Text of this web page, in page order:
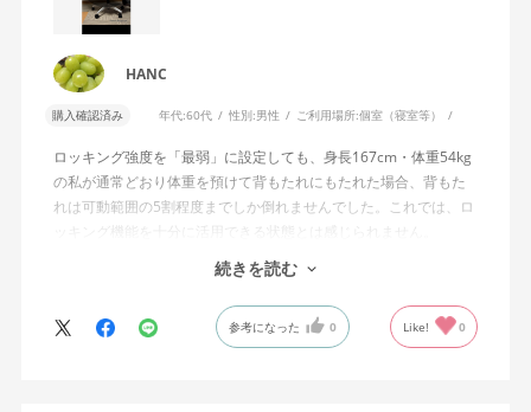
HANC
購入確認済み 年代:60代 性別:男性 ご利用場所:個室（寝室等）
ロッキング強度を「最弱」に設定しても、身長167cm・体重54kg
の私が通常どおり体重を預けて背もたれにもたれた場合、背もた
れは可動範囲の5割程度までしか倒れませんでした。これでは、ロ
ッキング機能を十分に活用できる状態とは感じられません。
私は勤務先で約11年間、同シリーズのWizard2を使用していま
す。Wizard2にもロッキング強度調整機能が備わっており、最弱に
設定した場合は、通常どおり体重を預けることで背もたれは可動
続きを読む
参考になった 0 Like! 0